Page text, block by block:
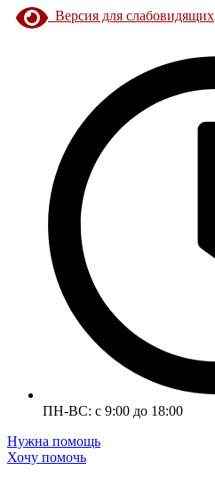
Версия для слабовидящих
ПН-ВС: с 9:00 до 18:00
Нужна помощь
Хочу помочь